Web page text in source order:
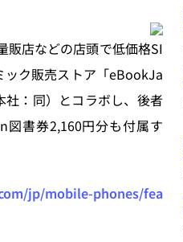
店などの店頭で低価格SI
ック販売ストア「eBookJa
：同）とコラボし、後者
書券2,160円分も付属す
jp/mobile-phones/fea